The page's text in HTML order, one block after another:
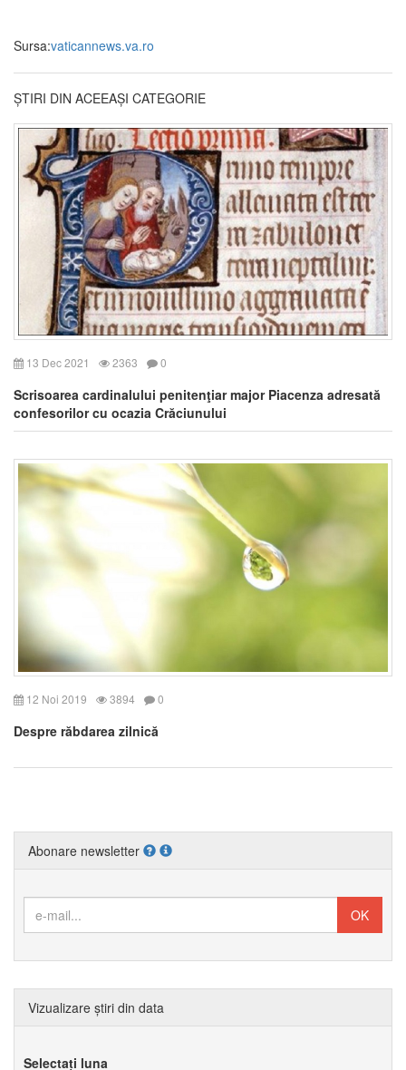
Sursa:vaticannews.va.ro
ȘTIRI DIN ACEEAȘI CATEGORIE
13 Dec 2021 2363 0
Scrisoarea cardinalului penitenţiar major Piacenza adresată
confesorilor cu ocazia Crăciunului
12 Noi 2019 3894 0
Despre răbdarea zilnică
Abonare newsletter
Vizualizare știri din data
Selectați luna